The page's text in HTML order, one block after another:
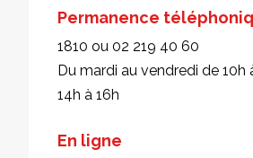
Permanence
1810 ou 02 219 40 60
Du mardi au vendredi de 10h
14h à 16h
En ligne